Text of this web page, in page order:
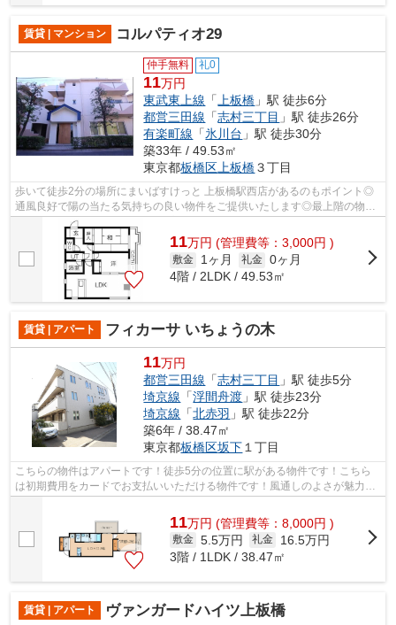
賃貸 | マンション コルパティオ29
仲手無料 礼0
11万円
東武東上線 「 上板橋 」駅 徒歩6分
都営三田線 「志村三丁目 」駅 徒歩26分
有楽町線 「氷川台 」駅 徒歩30分
築33年 / 49.53㎡
東京都板橋区 上板橋３丁目
歩いて徒歩2分の場所にまいばすけっと 上板橋駅西店があるのもポイント◎
通風良好で陽の当たる気持ちの良い物件をご提供いたします◎最上階の物件
です◎こちらはマンションタイプになりま...
11万円 (管理費等：3,000円 )
敷金 1ヶ月 礼金 0ヶ月
4階 / 2LDK / 49.53㎡
賃貸 | アパート フィカーサ いちょうの木
11万円
都営三田線 「志村三丁目 」駅 徒歩5分
埼京線 「浮間舟渡 」駅 徒歩23分
埼京線 「北赤羽 」駅 徒歩22分
築6年 / 38.47㎡
東京都板橋区坂下１丁目
こちらの物件はアパートです！徒歩5分の位置に駅がある物件です！こちら
は初期費用をカードでお支払いいただける物件です！風通しのよさが魅力の
11万円 (管理費等：8,000円 )
敷金 5.5万円 礼金
16.5万円
3階 / 1LDK / 38.47㎡
賃貸 | アパート ヴァンガードハイツ上板橋